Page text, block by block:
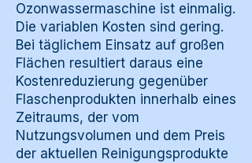
Ozonwassermaschine ist einmalig.
Die variablen Kosten sind gering.
Bei täglichem Einsatz auf großen
Flächen resultiert daraus eine
Kostenreduzierung gegenüber
Flaschenprodukten innerhalb eines
Zeitraums, der vom
Nutzungsvolumen und dem Preis
der aktuellen Reinigungsprodukte